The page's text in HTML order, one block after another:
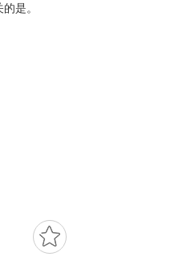
是。